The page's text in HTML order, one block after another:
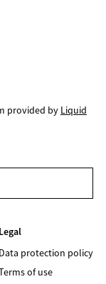
provided by Liquid
Legal
Data protection policy
of use